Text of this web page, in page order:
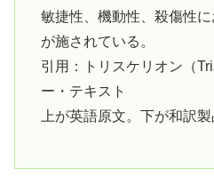
敏捷性、機動性、殺傷性
が施されている。
引用：トリスケリオン（
ー・テキスト
上が英語原文。下が和訳製